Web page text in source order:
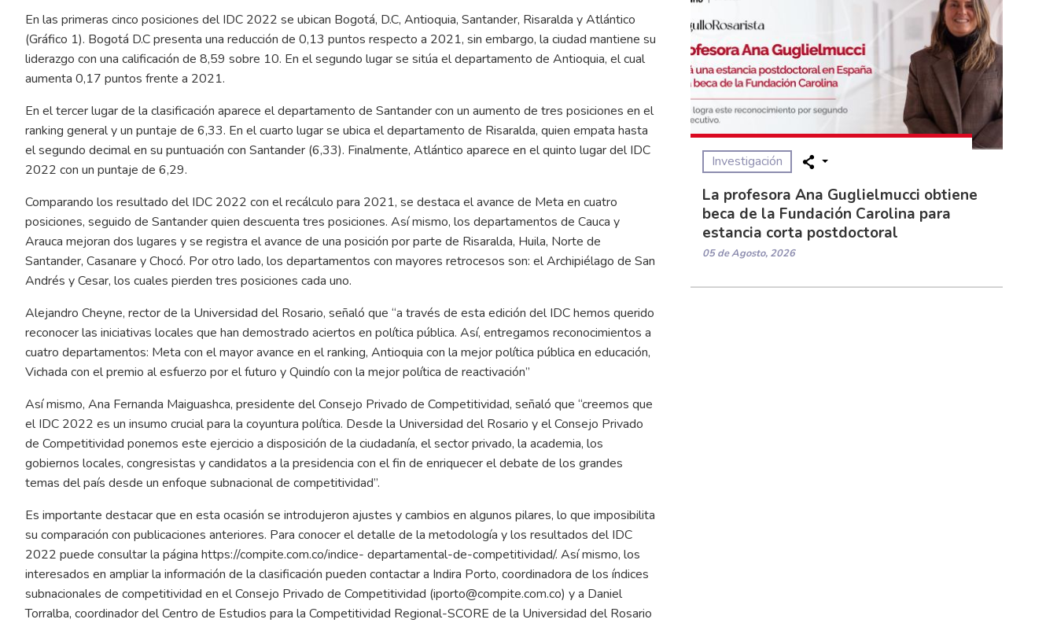
En las primeras cinco posiciones del IDC 2022 se ubican Bogotá, D.C, Antioquia, Santander, Risaralda y Atlántico
(Gráfico 1). Bogotá D.C presenta una reducción de 0,13 puntos respecto a 2021, sin embargo, la ciudad mantiene su
liderazgo con una calificación de 8,59 sobre 10. En el segundo lugar se sitúa el departamento de Antioquia, el cual
aumenta 0,17 puntos frente a 2021.
En el tercer lugar de la clasificación aparece el departamento de Santander con un aumento de tres posiciones en el
ranking general y un puntaje de 6,33. En el cuarto lugar se ubica el departamento de Risaralda, quien empata hasta
el segundo decimal en su puntuación con Santander (6,33). Finalmente, Atlántico aparece en el quinto lugar del IDC
2022 con un puntaje de 6,29.
Comparando los resultado del IDC 2022 con el recálculo para 2021, se destaca el avance de Meta en cuatro
posiciones, seguido de Santander quien descuenta tres posiciones. Así mismo, los departamentos de Cauca y
Arauca mejoran dos lugares y se registra el avance de una posición por parte de Risaralda, Huila, Norte de
Santander, Casanare y Chocó. Por otro lado, los departamentos con mayores retrocesos son: el Archipiélago de San
Andrés y Cesar, los cuales pierden tres posiciones cada uno.
Alejandro Cheyne, rector de la Universidad del Rosario, señaló que “a través de esta edición del IDC hemos querido
reconocer las iniciativas locales que han demostrado aciertos en política pública. Así, entregamos reconocimientos a
cuatro departamentos: Meta con el mayor avance en el ranking, Antioquia con la mejor política pública en educación,
Vichada con el premio al esfuerzo por el futuro y Quindío con la mejor política de reactivación”
Así mismo, Ana Fernanda Maiguashca, presidente del Consejo Privado de Competitividad, señaló que “creemos que
el IDC 2022 es un insumo crucial para la coyuntura política. Desde la Universidad del Rosario y el Consejo Privado
de Competitividad ponemos este ejercicio a disposición de la ciudadanía, el sector privado, la academia, los
gobiernos locales, congresistas y candidatos a la presidencia con el fin de enriquecer el debate de los grandes
temas del país desde un enfoque subnacional de competitividad”.
Es importante destacar que en esta ocasión se introdujeron ajustes y cambios en algunos pilares, lo que imposibilita
su comparación con publicaciones anteriores. Para conocer el detalle de la metodología y los resultados del IDC
2022 puede consultar la página https://compite.com.co/indice- departamental-de-competitividad/. Así mismo, los
interesados en ampliar la información de la clasificación pueden contactar a Indira Porto, coordinadora de los índices
subnacionales de competitividad en el Consejo Privado de Competitividad (iporto@compite.com.co) y a Daniel
Torralba, coordinador del Centro de Estudios para la Competitividad Regional-SCORE de la Universidad del Rosario
Investigación
La profesora Ana Guglielmucci obtiene
beca de la Fundación Carolina para
estancia corta postdoctoral
05 de Agosto, 2026